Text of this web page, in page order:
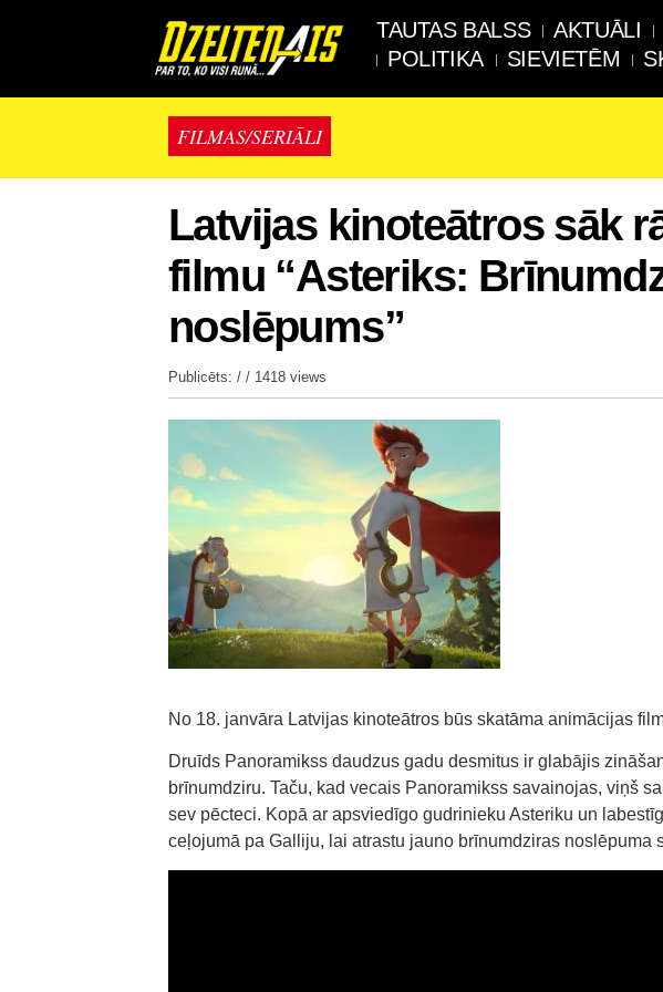
TAUTAS BALSS AKTUĀLI
POLITIKA
SIEVIETĒM
FILMAS/SERIĀLI
Latvijas kinoteātros sāk
filmu “Asteriks:
noslēpums”
Publicēts: / / 1418 views
No 18. janvāra Latvijas kinoteātros būs skatāma animācijas
Druīds Panoramikss daudzus gadu desmitus ir glabājis
brīnumdziru. Taču, kad vecais Panoramikss savainojas, viņš
sev pēcteci. Kopā ar apsviedīgo gudrinieku Asteriku un
ceļojumā pa Galliju, lai atrastu jauno brīnumdziras noslēpuma